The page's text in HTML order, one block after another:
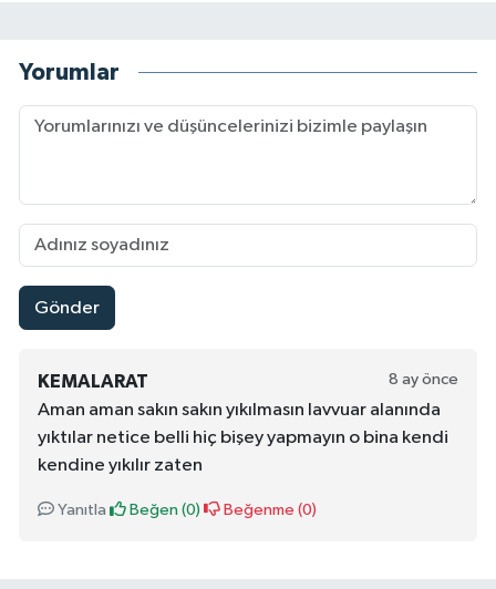
Yorumlar
Gönder
KEMALARAT 8 ay önce
Aman aman sakın sakın yıkılmasın lavvuar alanında
yıktılar netice belli hiç bişey yapmayın o bina kendi
kendine yıkılır zaten
Yanıtla Beğen (0) Beğenme (0)